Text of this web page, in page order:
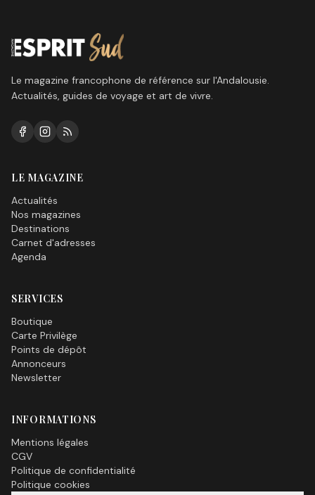
Le magazine francophone de référence sur l'Andalousie.
Actualités, guides de voyage et art de vivre.
LE MAGAZINE
Actualités
Nos magazines
Destinations
Carnet d'adresses
Agenda
SERVICES
Boutique
Carte Privilège
Points de dépôt
Annonceurs
Newsletter
INFORMATIONS
Mentions légales
CGV
Politique de confidentialité
Politique cookies